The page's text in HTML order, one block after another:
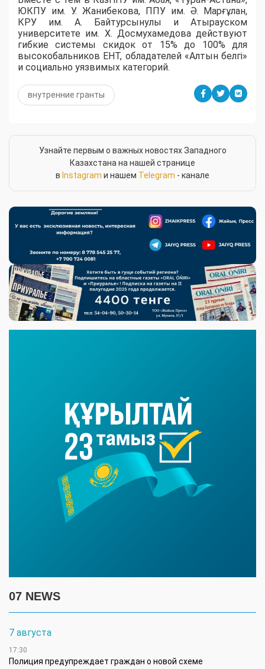
ЮКПУ им. У. Жанибекова, ППУ им. Ә. Марғұлан,
КРУ им. А. Байтурсынулы и Атырауском
университете им. Х. Досмухамедова действуют
гибкие системы скидок от 15% до 100% для
высокобальников ЕНТ, обладателей «Алтын белгі»
и социально уязвимых категорий.
внутренние гранты
Узнайте первым о важных новостях Западного
Казахстана на нашей странице
в Instagram и нашем Telegram - канале
07 NEWS
7 августа
17:30
Полиция предупреждает граждан о новой схеме